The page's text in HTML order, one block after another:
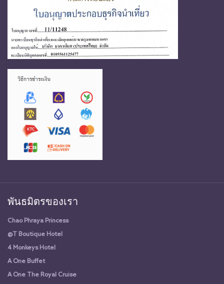
พันธมิตรของเรา
Chao Phraya Princess
@T Boutique Hotel
4 Monkeys Hotel
A One Buffet
A One The Royal Cruise